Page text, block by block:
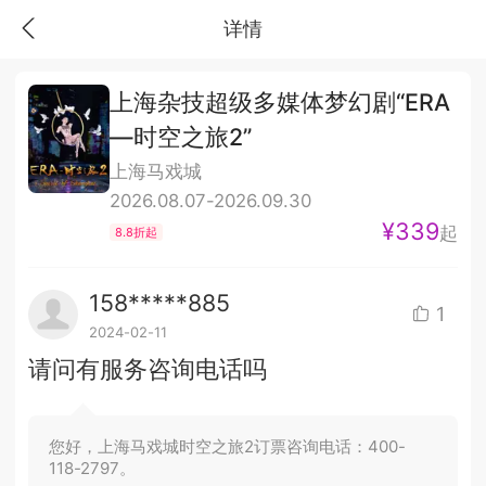
详情
上海杂技超级多媒体梦幻剧“ERA
—时空之旅2”
上海马戏城
2026.08.07-2026.09.30
8.8折起 ¥339起
158*****885
2024-02-11
1
请问有服务咨询电话吗
您好，上海马戏城时空之旅2订票咨询电话：400-
118-2797。